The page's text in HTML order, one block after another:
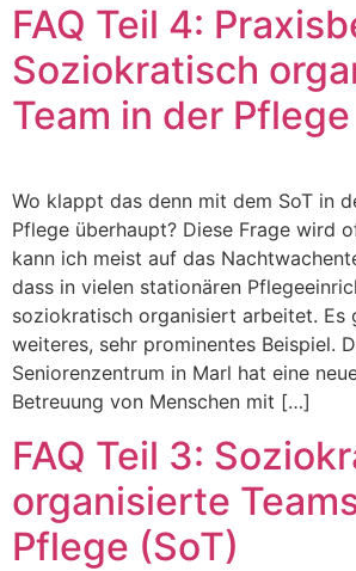
FAQ Teil 4:
Soziokratisch
Team in der
Wo klappt das denn mit dem SoT in
Pflege überhaupt? Diese Frage wird
kann ich meist auf das
dass in vielen stationären
soziokratisch organisiert arbeitet. Es
weiteres, sehr prominentes Beispiel.
Seniorenzentrum in Marl hat eine
Betreuung von Menschen mit […]
FAQ Teil 3:
organisierte
Pflege (SoT)